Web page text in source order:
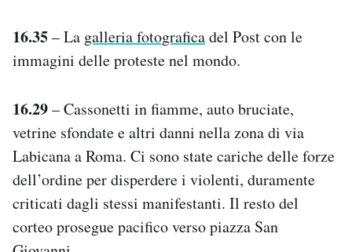
16.35– La galleria fotograficadel Post con le
immagini delle proteste nel mondo.
16.29– Cassonetti in fiamme, auto bruciate,
vetrine sfondate e altri danni nella zona di via
Labicana a Roma. Ci sono state cariche delle forze
dell’ordine per disperdere i violenti, duramente
criticati dagli stessi manifestanti. Il resto del
corteo prosegue pacifico verso piazza San